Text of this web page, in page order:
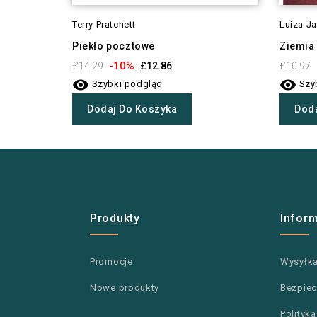
Terry Pratchett
Piekło pocztowe
£14.29 -10% £12.86
 Szybki podgląd
Dodaj Do Koszyka
Luiza
Ziemia
£10.97

Produkty
Promocje
Nowe produkty